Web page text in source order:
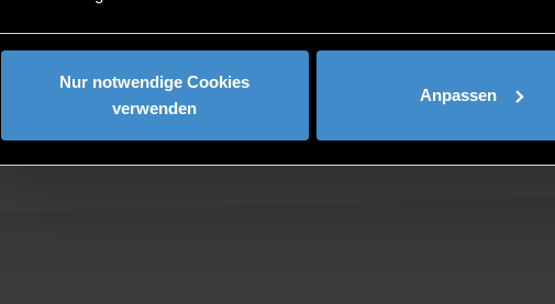
Nur notwendige Cookies
verwenden
Anpassen